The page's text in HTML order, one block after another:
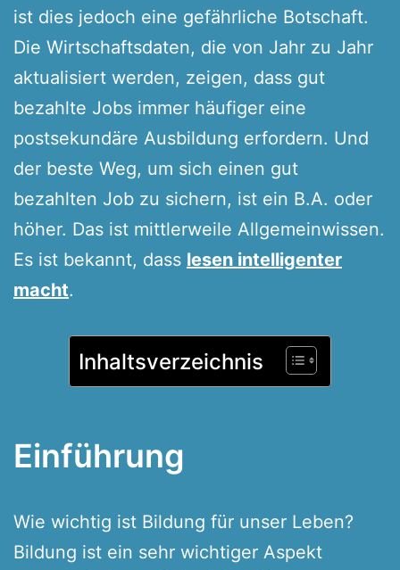
ist dies jedoch eine gefährliche Botschaft.
Die Wirtschaftsdaten, die von Jahr zu Jahr
aktualisiert werden, zeigen, dass gut
bezahlte Jobs immer häufiger eine
postsekundäre Ausbildung erfordern. Und
der beste Weg, um sich einen gut
bezahlten Job zu sichern, ist ein B.A. oder
höher. Das ist mittlerweile Allgemeinwissen.
Es ist bekannt, dass lesen intelligenter
macht.
Inhaltsverzeichnis
Einführung
Wie wichtig ist Bildung für unser Leben?
Bildung ist ein sehr wichtiger Aspekt